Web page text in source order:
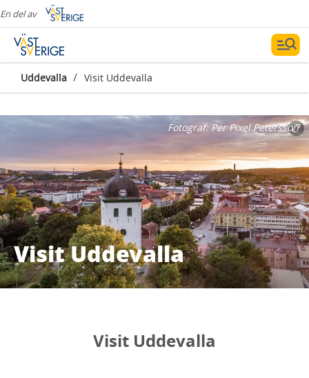
En del av
Uddevalla / Visit Uddevalla
Visit Uddevalla
Fotograf: Per Pixel Petersson
Visit Uddevalla